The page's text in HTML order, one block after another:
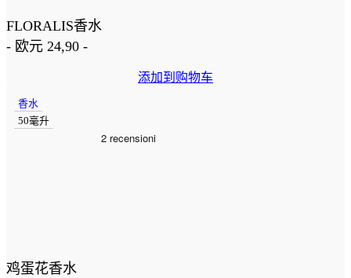
FLORALIS香水
- 欧元 24,90 -
添加到购物车
香水
50毫升
鸡蛋花香水